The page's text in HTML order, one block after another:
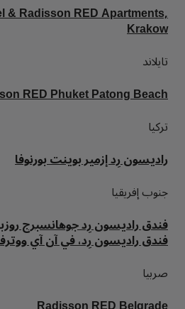
& Radisson RED Apartments,
Krakow
تايلاند
RED Phuket Patong Beach
تركيا
راديسون رِد إزمير بوينت بورنوفا
جنوب إفريقيا
فندق راديسون رِد جوهانسبرج
فندق راديسون رِد، في آن آي
صربيا